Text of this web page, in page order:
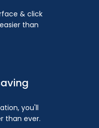
& click
than
you'll
than ever.